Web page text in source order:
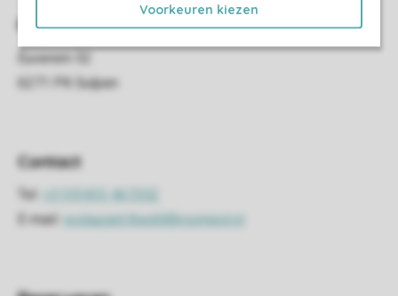
Voorkeuren kiezen